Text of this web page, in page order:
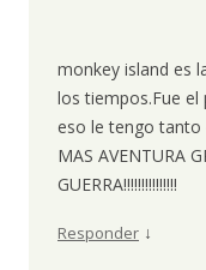
monkey island es
los tiempos.Fue
eso le tengo tanto
MAS AVENTURA
GUERRA!!!!!!!!!!!!!!!
Responder ↓